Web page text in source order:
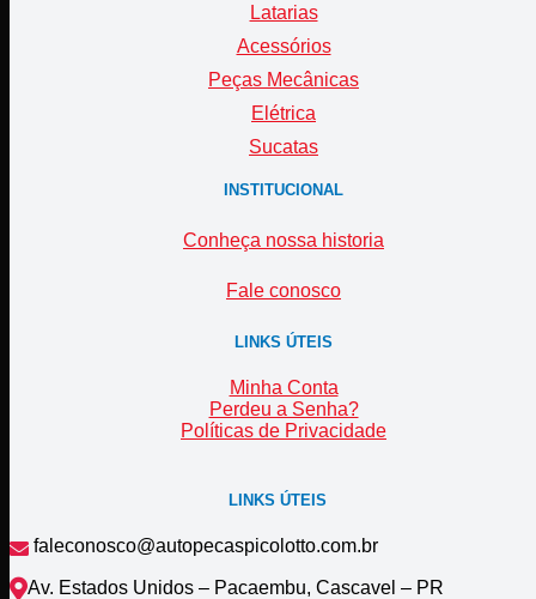
Latarias
Acessórios
Peças Mecânicas
Elétrica
Sucatas
INSTITUCIONAL
Conheça nossa historia
Fale conosco
LINKS ÚTEIS
Minha Conta
Perdeu a Senha?
Políticas de Privacidade
LINKS ÚTEIS
faleconosco@autopecaspicolotto.com.br
Av. Estados Unidos – Pacaembu, Cascavel – PR